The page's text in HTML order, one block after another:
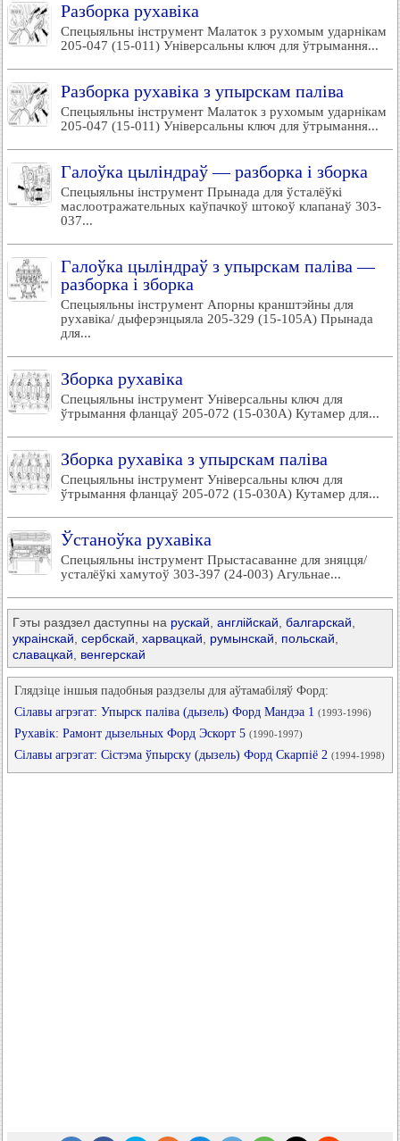
Разборка рухавіка
Спецыяльны інструмент Малаток з рухомым ударнікам
205-047 (15-011) Універсальны ключ для ўтрымання...
Разборка рухавіка з упырскам паліва
Спецыяльны інструмент Малаток з рухомым ударнікам
205-047 (15-011) Універсальны ключ для ўтрымання...
Галоўка цыліндраў — разборка і зборка
Спецыяльны інструмент Прынада для ўсталёўкі
маслоотражательных каўпачкоў штокоў клапанаў 303-
037...
Галоўка цыліндраў з упырскам паліва —
разборка і зборка
Спецыяльны інструмент Апорны кранштэйны для
рухавіка/ дыферэнцыяла 205-329 (15-105А) Прынада
для...
Зборка рухавіка
Спецыяльны інструмент Універсальны ключ для
ўтрымання фланцаў 205-072 (15-030А) Кутамер для...
Зборка рухавіка з упырскам паліва
Спецыяльны інструмент Універсальны ключ для
ўтрымання фланцаў 205-072 (15-030А) Кутамер для...
Ўстаноўка рухавіка
Спецыяльны інструмент Прыстасаванне для зняцця/
усталёўкі хамутоў 303-397 (24-003) Агульнае...
Гэты раздзел даступны на рускай англійскай балгарскай
украінскай сербскай харвацкай румынскай польскай
славацкай
венгерскай
Глядзіце іншыя падобныя раздзелы для аўтамабіляў Форд:
Сілавы агрэгат: Упырск паліва (дызель) Форд Мандэа 1 (1993-1996)
Рухавік: Рамонт дызельных Форд Эскорт 5 (1990-1997)
Сілавы агрэгат: Сістэма ўпырску (дызель) Форд Скарпіё 2 (1994-1998)